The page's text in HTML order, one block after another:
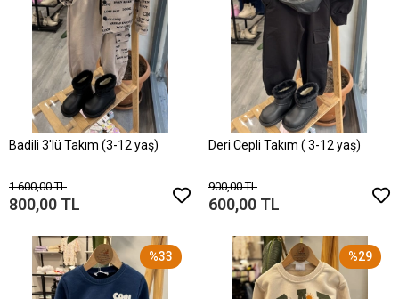
Badili 3'lü Takım (3-12 yaş)
1.600,00 TL
800,00 TL
Deri Cepli Takım ( 3-12 yaş)
900,00 TL
600,00 TL
%33 %29